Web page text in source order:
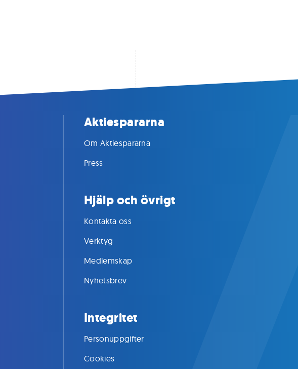
Aktiespararna
Om Aktiespararna
Press
Hjälp och övrigt
Kontakta oss
Verktyg
Medlemskap
Nyhetsbrev
Integritet
Personuppgifter
Cookies